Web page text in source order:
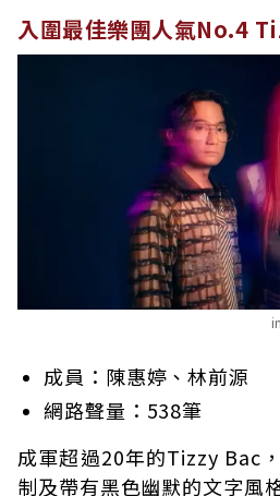
入圍最佳樂團人氣No.4
成員：陳惠婷、林前源
網路聲量：538筆
成軍超過20年的Tizzy Bac
制及帶有黑色幽默的文字風